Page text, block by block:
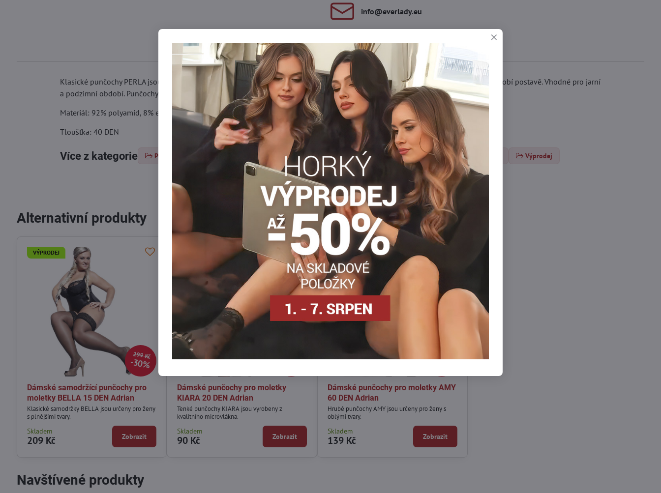
info​@everlady​.eu
Popis Recenze Diskuse
Klasické punčochy PERLA jsou určeny pro ženy s oblými tvary. Mají dvojitý klín při všech velikostech, díky čemuž se dokonale přizpůsobí postavě. Vhodné pro jarní
a podzimní období. Punčochy mají malý bavlněný klín, vyztužený sed i špičky.
Materiál: 92% polyamid, 8% elastan
Tloušťka: 40 DEN
Více z kategorie Punčochové zboží Plus size punčochy xl/xxl Punčocháče 30-40 DEN Dámské punčocháče DEN Výprodej
FacebookTwitter BlueskyPinterestRedditLinkedIn WhatsApp
E-
mail
Alternativní produkty
299 Kč
30%
VÝPRODEJ
Dámské samodržící punčochy pro
moletky BELLA 15 DEN Adrian
Klasické samodržky BELLA jsou určeny pro ženy
s plnějšími tvary.
Skladem
209 Kč Zobrazit
30%
Dámské punčochy pro moletky
KIARA 20 DEN Adrian
Tenké punčochy KIARA jsou vyrobeny z
kvalitního microvlákna.
Skladem
90 Kč Zobrazit
30%
VÝPRODEJ
Dámské punčochy pro moletky AMY
60 DEN Adrian
Hrubé punčochy AMY jsou určeny pro ženy s
oblými tvary.
Skladem
139 Kč Zobrazit
Navštívené produkty